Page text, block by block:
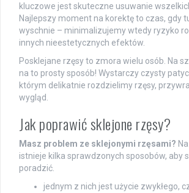
kluczowe jest skuteczne usuwanie
Najlepszy moment na korektę to czas, gdy
wyschnie – minimalizujemy wtedy ryzyko
innych nieestetycznych efektów.
Posklejane rzęsy to zmora wielu osób. Na
na to prosty sposób! Wystarczy czysty
którym delikatnie rozdzielimy rzęsy,
wygląd.
Jak poprawić sklejone rzęsy?
Masz problem ze sklejonymi rzęsami?
istnieje kilka sprawdzonych sposobów, aby
poradzić.
jednym z nich jest użycie zwykłego,